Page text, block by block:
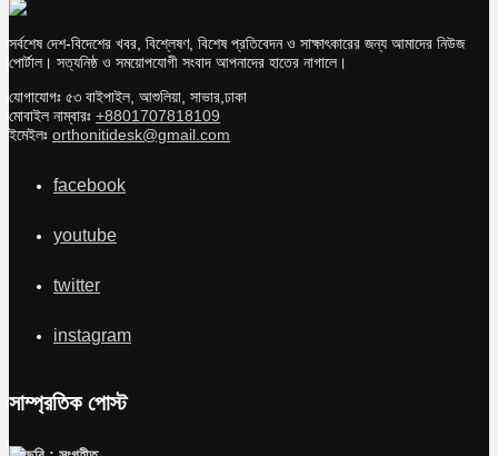
সর্বশেষ দেশ-বিদেশের খবর, বিশ্লেষণ, বিশেষ প্রতিবেদন ও সাক্ষাৎকারের জন্য আমাদের নিউজ
পোর্টাল। সত্যনিষ্ঠ ও সময়োপযোগী সংবাদ আপনাদের হাতের নাগালে।
যোগাযোগঃ ৫৩ বাইপাইল, আশুলিয়া, সাভার,ঢাকা
মোবাইল নাম্বারঃ +8801707818109
ইমেইলঃ orthonitidesk@gmail.com
facebook
youtube
twitter
instagram
সাম্প্রতিক পোস্ট